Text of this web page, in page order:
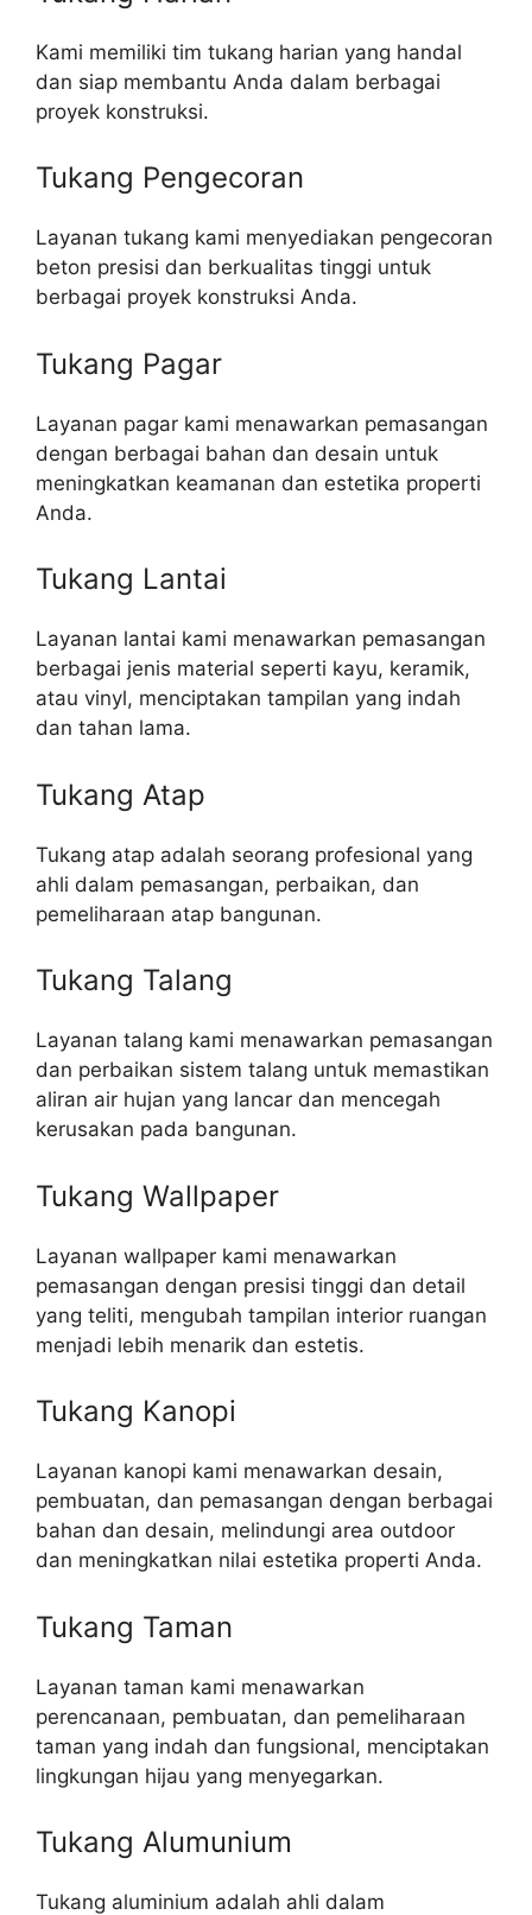
Kami memiliki tim tukang harian yang handal
dan siap membantu Anda dalam berbagai
proyek konstruksi.
Tukang Pengecoran
Layanan tukang kami menyediakan pengecoran
beton presisi dan berkualitas tinggi untuk
berbagai proyek konstruksi Anda.
Tukang Pagar
Layanan pagar kami menawarkan pemasangan
dengan berbagai bahan dan desain untuk
meningkatkan keamanan dan estetika properti
Anda.
Tukang Lantai
Layanan lantai kami menawarkan pemasangan
berbagai jenis material seperti kayu, keramik,
atau vinyl, menciptakan tampilan yang indah
dan tahan lama.
Tukang Atap
Tukang atap adalah seorang profesional yang
ahli dalam pemasangan, perbaikan, dan
pemeliharaan atap bangunan.
Tukang Talang
Layanan talang kami menawarkan pemasangan
dan perbaikan sistem talang untuk memastikan
aliran air hujan yang lancar dan mencegah
kerusakan pada bangunan.
Tukang Wallpaper
Layanan wallpaper kami menawarkan
pemasangan dengan presisi tinggi dan detail
yang teliti, mengubah tampilan interior ruangan
menjadi lebih menarik dan estetis.
Tukang Kanopi
Layanan kanopi kami menawarkan desain,
pembuatan, dan pemasangan dengan berbagai
bahan dan desain, melindungi area outdoor
dan meningkatkan nilai estetika properti Anda.
Tukang Taman
Layanan taman kami menawarkan
perencanaan, pembuatan, dan pemeliharaan
taman yang indah dan fungsional, menciptakan
lingkungan hijau yang menyegarkan.
Tukang Alumunium
Tukang aluminium adalah ahli dalam